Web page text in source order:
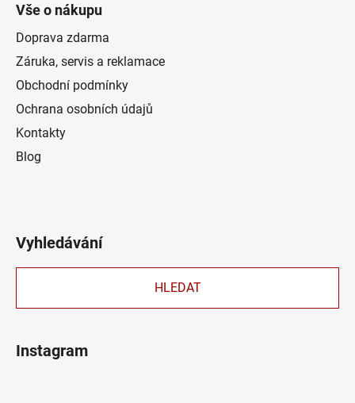
Vše o nákupu
Doprava zdarma
Záruka, servis a reklamace
Obchodní podmínky
Ochrana osobních údajů
Kontakty
Blog
Vyhledávání
HLEDAT
Instagram